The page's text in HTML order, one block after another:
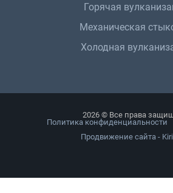
Горячая
Механическая
Холодная
2026 © Все права
Политика конфиденциальности
Продвижение сайта -